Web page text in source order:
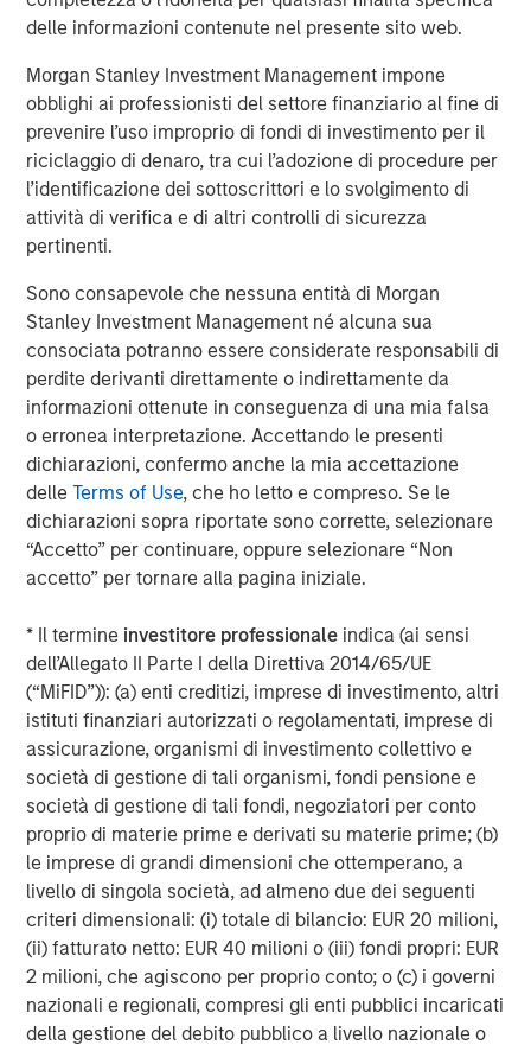
delle informazioni contenute nel presente sito web.
Morgan Stanley Investment Management impone
obblighi ai professionisti del settore finanziario al fine di
prevenire l’uso improprio di fondi di investimento per il
riciclaggio di denaro, tra cui l’adozione di procedure per
l’identificazione dei sottoscrittori e lo svolgimento di
attività di verifica e di altri controlli di sicurezza
pertinenti.
Sono consapevole che nessuna entità di Morgan
Stanley Investment Management né alcuna sua
consociata potranno essere considerate responsabili di
perdite derivanti direttamente o indirettamente da
informazioni ottenute in conseguenza di una mia falsa
o erronea interpretazione. Accettando le presenti
dichiarazioni, confermo anche la mia accettazione
delleTerms of Use, che ho letto e compreso. Se le
dichiarazioni sopra riportate sono corrette, selezionare
“Accetto” per continuare, oppure selezionare “Non
accetto” per tornare alla pagina iniziale.
* Il termine investitore professionale indica (ai sensi
dell’Allegato II Parte I della Direttiva 2014/65/UE
(“MiFID”)): (a) enti creditizi, imprese di investimento, altri
istituti finanziari autorizzati o regolamentati, imprese di
assicurazione, organismi di investimento collettivo e
società di gestione di tali organismi, fondi pensione e
società di gestione di tali fondi, negoziatori per conto
proprio di materie prime e derivati su materie prime; (b)
le imprese di grandi dimensioni che ottemperano, a
livello di singola società, ad almeno due dei seguenti
criteri dimensionali: (i) totale di bilancio: EUR 20 milioni,
(ii) fatturato netto: EUR 40 milioni o (iii) fondi propri: EUR
2 milioni, che agiscono per proprio conto; o (c) i governi
nazionali e regionali, compresi gli enti pubblici incaricati
della gestione del debito pubblico a livello nazionale o
About Morgan Stanley Expansion Capital
private investment platform within Morgan Stanley
Investment Management. Morgan Stanley Expansion
Capital targets growth equity and credit investments
within technology, healthcare, consumer, digital media
and other high growth sectors. For over three decades,
Morgan Stanley Expansion Capital has successfully
pursued growth investment opportunities and has
completed investments in over 190 companies
leveraging the global brand and network of Morgan
Stanley. For further information about Morgan Stanley
Expansion Capital, please
visit
www.morganstanley.com/im
About Morgan Stanley Investment Management
Morgan Stanley Investment Management, together with
its investment advisory affiliates, has more than 658
investment professionals around the world and $471
billion in assets under management or supervision as of
Management strives to provide outstanding long-term
investment performance, service and a comprehensive
suite of investment management solutions to a diverse
client base, which includes governments, institutions,
corporations and individuals worldwide. For further
information about Morgan Stanley Investment
Management, please visit www.morganstanley.com/im
About Morgan Stanley
Morgan Stanley (NYSE: MS) is a leading global financial
services firm providing investment banking, securities,
wealth management and investment management
services. With offices in more than 41 countries, the
Firm's employees serve clients worldwide including
corporations, governments, institutions and individuals.